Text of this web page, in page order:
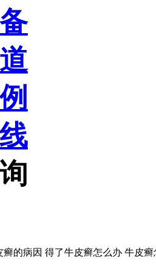
癣的病因 得了牛皮癣怎么办 牛皮癣